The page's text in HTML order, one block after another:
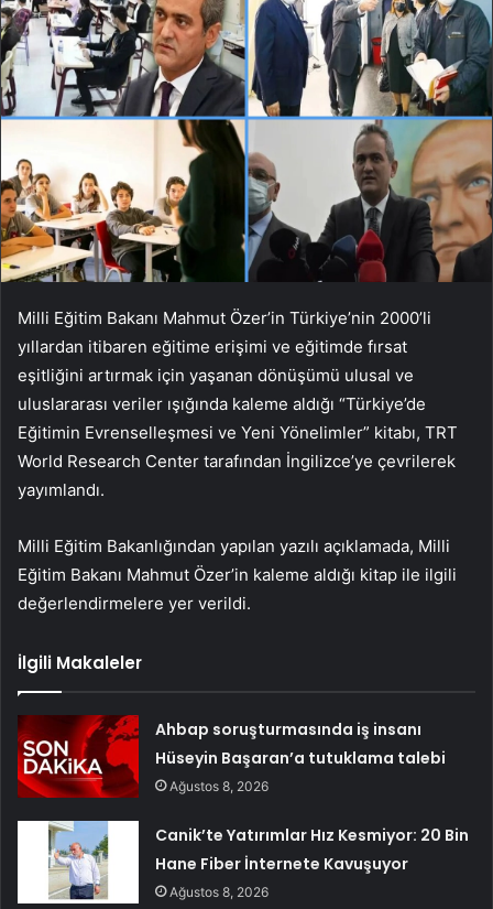
Milli Eğitim Bakanı Mahmut Özer’in Türkiye’nin 2000’li
yıllardan itibaren eğitime erişimi ve eğitimde fırsat
eşitliğini artırmak için yaşanan dönüşümü ulusal ve
uluslararası veriler ışığında kaleme aldığı “Türkiye’de
Eğitimin Evrenselleşmesi ve Yeni Yönelimler” kitabı, TRT
World Research Center tarafından İngilizce’ye çevrilerek
yayımlandı.
Milli Eğitim Bakanlığından yapılan yazılı açıklamada, Milli
Eğitim Bakanı Mahmut Özer’in kaleme aldığı kitap ile ilgili
değerlendirmelere yer verildi.
İlgili Makaleler
Ahbap soruşturmasında iş insanı
Hüseyin Başaran’a tutuklama talebi
Ağustos 8, 2026
Canik’te Yatırımlar Hız Kesmiyor: 20 Bin
Hane Fiber İnternete Kavuşuyor
Ağustos 8, 2026